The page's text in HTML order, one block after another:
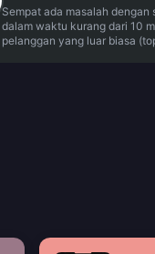
Sempat ada masalah dengan
dalam waktu kurang dari 10
pelanggan yang luar biasa